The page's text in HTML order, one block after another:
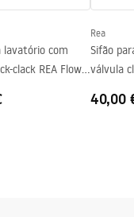
Não
lavatório com
clack REA Flow
Rea
Sifão
válvula
40,00